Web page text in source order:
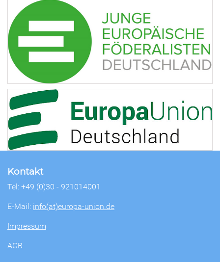
Kontakt
Tel: +49 (0)30 - 921014001
E-Mail: info(at)europa-union.de
Impressum
AGB